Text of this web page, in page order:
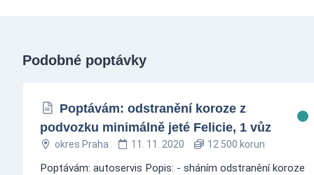
Podobné poptávky
Poptávám: odstranění koroze z
podvozku minimálně jeté Felicie, 1 vůz
okres Praha 11. 11. 2020 12 500 korun
Poptávám: autoservis Popis: - sháním odstranění koroze